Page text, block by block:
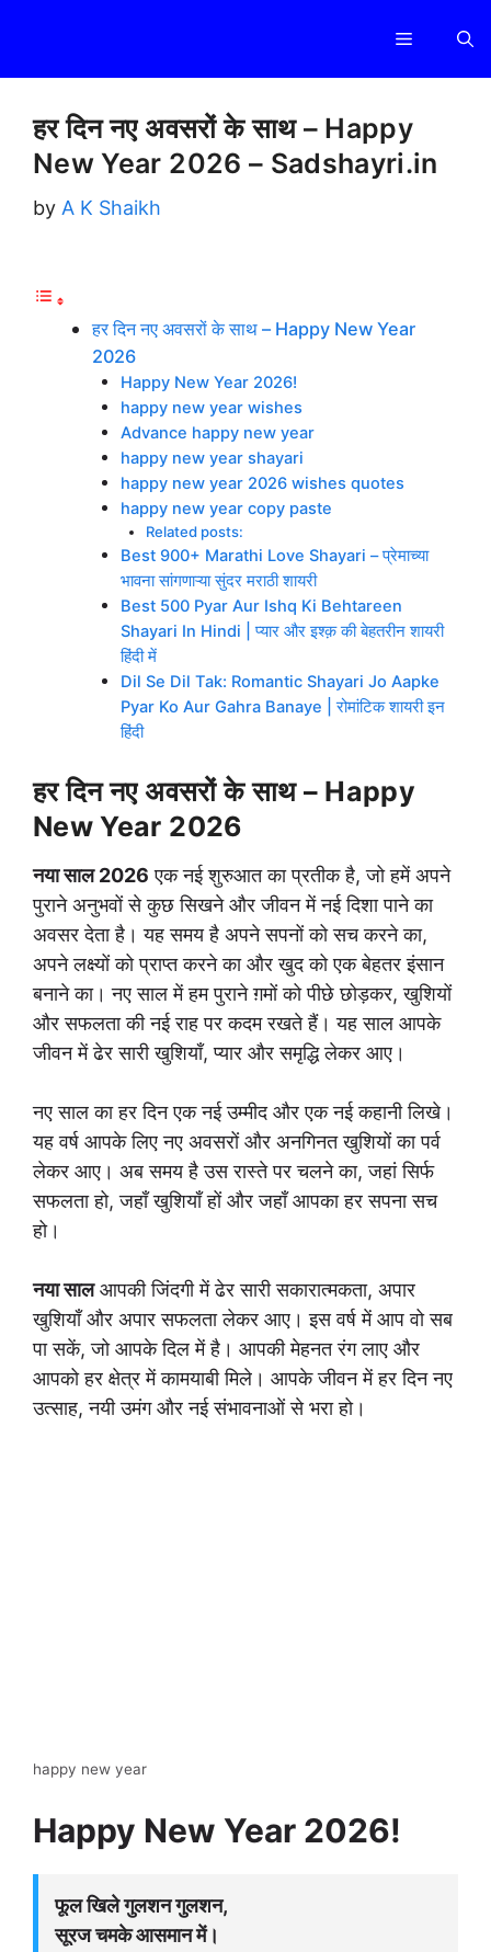
content
Menu
हर दिन नए अवसरों के साथ – Happy
New Year 2026 – Sadshayri.in
by A K Shaikh
हर दिन नए अवसरों के साथ – Happy New Year
2026
Happy New Year 2026!
happy new year wishes
Advance happy new year
happy new year shayari
happy new year 2026 wishes quotes
happy new year copy paste
Related posts:
Best 900+ Marathi Love Shayari – प्रेमाच्या
भावना सांगणाऱ्या सुंदर मराठी शायरी
Best 500 Pyar Aur Ishq Ki Behtareen
Shayari In Hindi | प्यार और इश्क़ की बेहतरीन शायरी
हिंदी में
Dil Se Dil Tak: Romantic Shayari Jo Aapke
Pyar Ko Aur Gahra Banaye | रोमांटिक शायरी इन
हिंदी
हर दिन नए अवसरों के साथ – Happy
New Year 2026
नया साल 2026 एक नई शुरुआत का प्रतीक है, जो हमें अपने
पुराने अनुभवों से कुछ सिखने और जीवन में नई दिशा पाने का
अवसर देता है। यह समय है अपने सपनों को सच करने का,
अपने लक्ष्यों को प्राप्त करने का और खुद को एक बेहतर इंसान
बनाने का। नए साल में हम पुराने ग़मों को पीछे छोड़कर, खुशियों
और सफलता की नई राह पर कदम रखते हैं। यह साल आपके
जीवन में ढेर सारी खुशियाँ, प्यार और समृद्धि लेकर आए।
नए साल का हर दिन एक नई उम्मीद और एक नई कहानी लिखे।
यह वर्ष आपके लिए नए अवसरों और अनगिनत खुशियों का पर्व
लेकर आए। अब समय है उस रास्ते पर चलने का, जहां सिर्फ
सफलता हो, जहाँ खुशियाँ हों और जहाँ आपका हर सपना सच
हो।
नया सालआपकी जिंदगी में ढेर सारी सकारात्मकता, अपार
खुशियाँ और अपार सफलता लेकर आए। इस वर्ष में आप वो सब
पा सकें, जो आपके दिल में है। आपकी मेहनत रंग लाए और
आपको हर क्षेत्र में कामयाबी मिले। आपके जीवन में हर दिन नए
उत्साह, नयी उमंग और नई संभावनाओं से भरा हो।
happy new year
Happy New Year 2026!
फूल खिले गुलशन गुलशन,
सूरज चमके आसमान में।